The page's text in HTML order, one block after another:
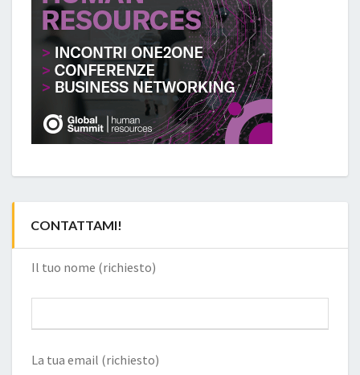
CONTATTAMI!
Il tuo nome (richiesto)
La tua email (richiesto)